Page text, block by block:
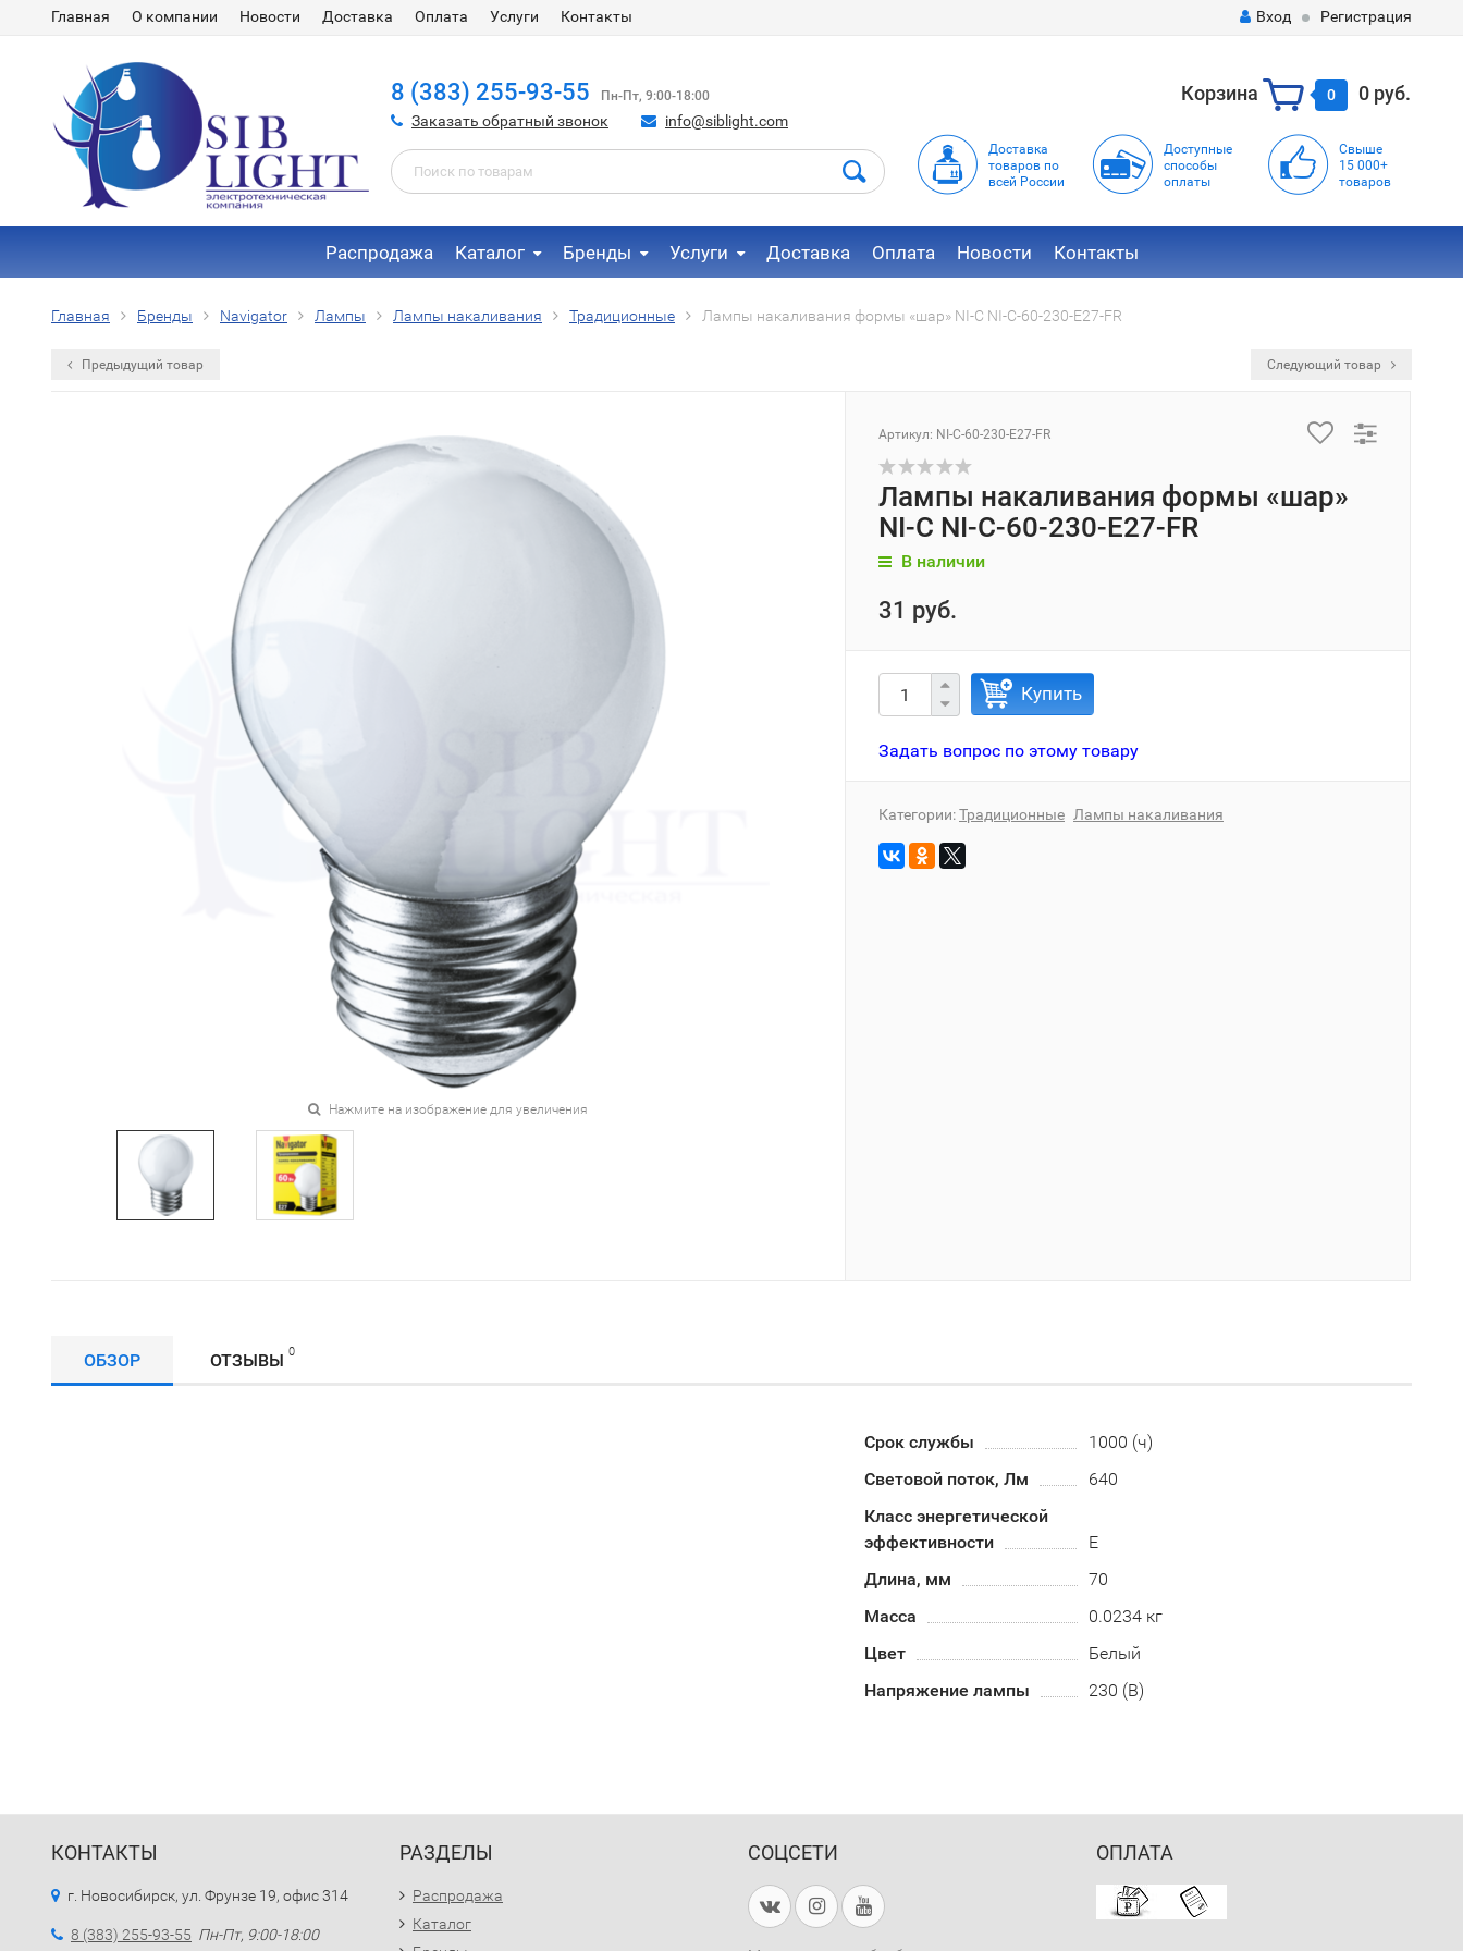
Главная О компании Новости Доставка Оплата Услуги Контакты Вход Регистрация
8 (383) 255-93-55 Пн-Пт, 9:00-18:00
Заказать обратный звонок info@siblight.com
Корзина 0 0 руб.
Доставка
товаров по
всей России
Доступные
способы
оплаты
Свыше
15 000+
товаров
Распродажа Каталог Бренды Услуги Доставка Оплата Новости Контакты
Главная Бренды Navigator Лампы Лампы накаливания Традиционные Лампы накаливания формы «шар» NI-C NI-C-60-230-E27-FR
Предыдущий товар Следующий товар
Нажмите на изображение для увеличения
Артикул: NI-C-60-230-E27-FR
Лампы накаливания формы «шар»
NI-C NI-C-60-230-E27-FR
В наличии
31 руб.
Купить
Задать вопрос по этому товару
Категории:Традиционные Лампы накаливания
ОБЗОР ОТЗЫВЫ 0
Срок службы
1000 (ч)
Световой поток, Лм
640
Класс энергетической
эффективности
E
Длина, мм
70
Масса
0.0234 кг
Цвет
Белый
Напряжение лампы
230 (В)
КОНТАКТЫ
г. Новосибирск, ул. Фрунзе 19, офис 314
8 (383) 255-93-55 Пн-Пт, 9:00-18:00
РАЗДЕЛЫ
Распродажа
Каталог
СОЦСЕТИ ОПЛАТА